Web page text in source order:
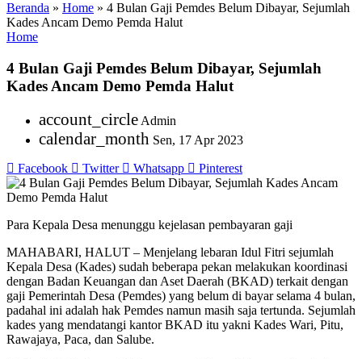
Beranda » Home » 4 Bulan Gaji Pemdes Belum Dibayar, Sejumlah
Kades Ancam Demo Pemda Halut
Home
4 Bulan Gaji Pemdes Belum Dibayar, Sejumlah
Kades Ancam Demo Pemda Halut
account_circleAdmin
calendar_month Sen, 17 Apr 2023
Facebook Twitter Whatsapp Pinterest
Para Kepala Desa menunggu kejelasan pembayaran gaji
MAHABARI, HALUT – Menjelang lebaran Idul Fitri sejumlah
Kepala Desa (Kades) sudah beberapa pekan melakukan koordinasi
dengan Badan Keuangan dan Aset Daerah (BKAD) terkait dengan
gaji Pemerintah Desa (Pemdes) yang belum di bayar selama 4 bulan,
padahal ini adalah hak Pemdes namun masih saja tertunda. Sejumlah
kades yang mendatangi kantor BKAD itu yakni Kades Wari, Pitu,
Rawajaya, Paca, dan Salube.